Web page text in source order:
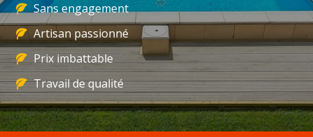
Sans engagement
Artisan passionné
Prix imbattable
Travail de qualité